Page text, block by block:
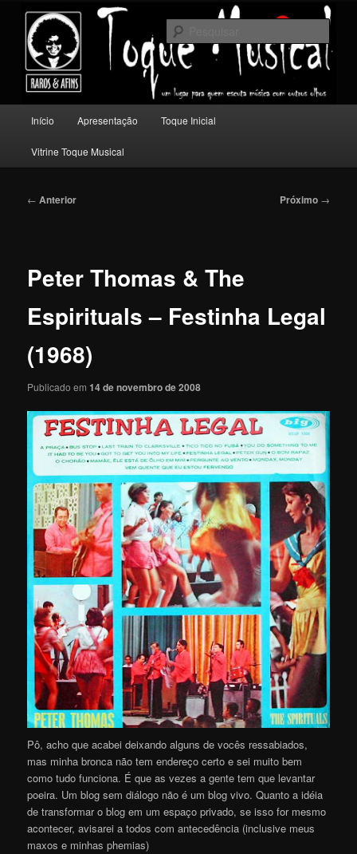
conteúdo
principalToque Musical
Um lugar para quem escuta música com outros olhos.
principal
Início Apresentação Toque Inicial
Vitrine Toque Musical
Navegação
← Anterior Próximo →
Peter Thomas & The
Espirituals – Festinha Legal
(1968)
Publicado em14 de novembro de 2008
Pô, acho que acabei deixando alguns de vocês ressabiados,
mas minha bronca não tem endereço certo e sei muito bem
como tudo funciona. É que as vezes a gente tem que levantar
poeira. Um blog sem diálogo não é um blog vivo. Quanto a idéia
de transformar o blog em um espaço privado, se isso for mesmo
acontecer, avisarei a todos com antecedência (inclusive meus
maxos e minhas phemias)